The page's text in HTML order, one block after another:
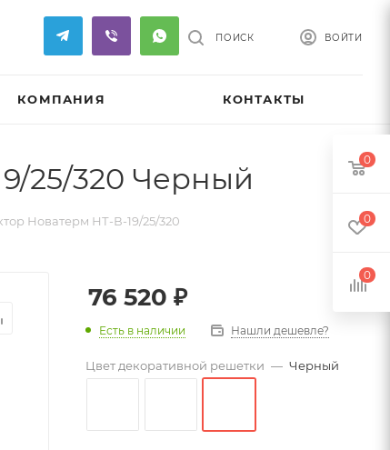
ВОЙТИ
ПОИСК
КОМПАНИЯ КОНТАКТЫ
25/320 Черный
Новатерм НТ-В-19/25/320
76 520 ₽
Есть в наличии Нашли дешевле?
Цвет декоративной решетки — Черный
0
0
0